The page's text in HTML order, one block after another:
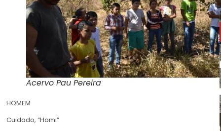
Acervo Pau Pereira
HOMEM
Cuidado, “Homi”